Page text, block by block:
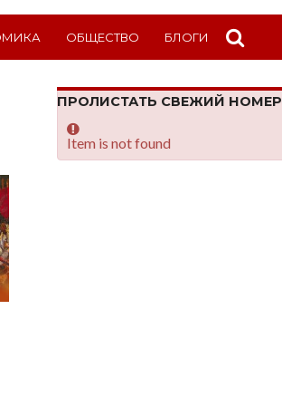
ОБЩЕСТВО БЛОГИ
ПРОЛИСТАТЬ СВЕЖИЙ НОМЕР
Item is not found